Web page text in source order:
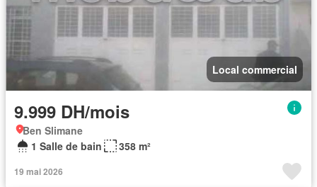
Local commercial
9.999 DH/mois
Ben Slimane
1 Salle de bain
358 m²
19 mai 2026